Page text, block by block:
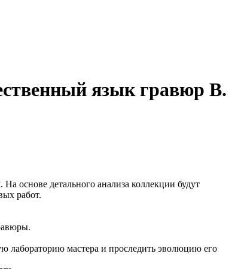
язык гравюр В.
основе детального анализа коллекции будут
работ.
лабораторию мастера и проследить эволюцию его